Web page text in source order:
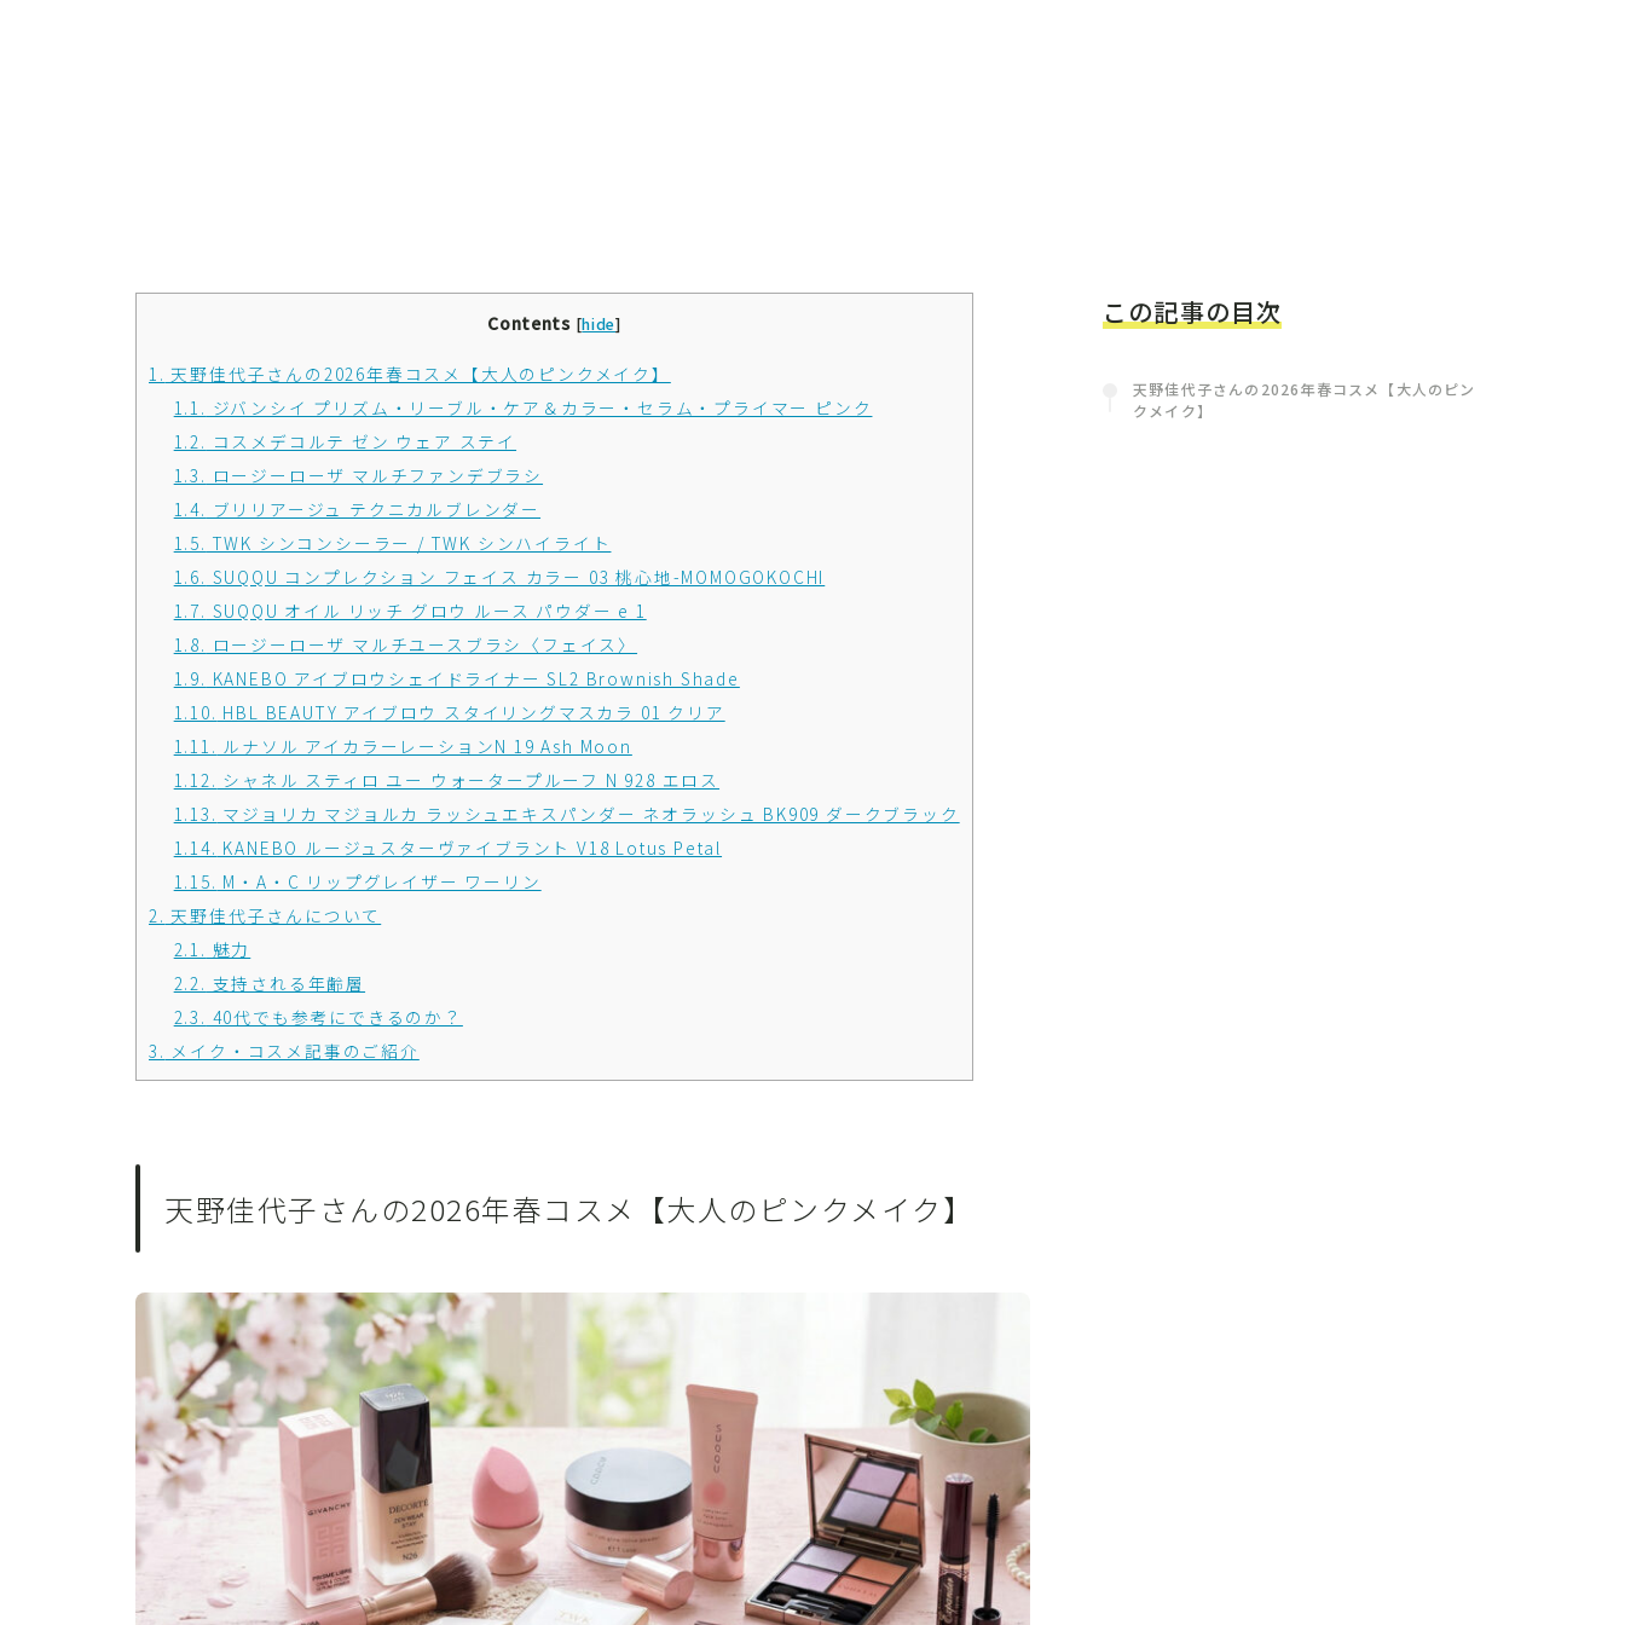
Contents [hide]
1. 天野佳代子さんの2026年春コスメ【大人のピンクメイク】
1.1. ジバンシイ プリズム・リーブル・ケア＆カラー・セラム・プライマー ピンク
1.2. コスメデコルテ ゼン ウェア ステイ
1.3. ロージーローザ マルチファンデブラシ
1.4. ブリリアージュ テクニカルブレンダー
1.5. TWK シンコンシーラー / TWK シンハイライト
1.6. SUQQU コンプレクション フェイス カラー 03 桃心地-MOMOGOKOCHI
1.7. SUQQU オイル リッチ グロウ ルース パウダー e 1
1.8. ロージーローザ マルチユースブラシ〈フェイス〉
1.9. KANEBO アイブロウシェイドライナー SL2 Brownish Shade
1.10. HBL BEAUTY アイブロウ スタイリングマスカラ 01 クリア
1.11. ルナソル アイカラーレーションN 19 Ash Moon
1.12. シャネル スティロ ユー ウォータープルーフ N 928 エロス
1.13. マジョリカ マジョルカ ラッシュエキスパンダー ネオラッシュ BK909 ダークブラック
1.14. KANEBO ルージュスターヴァイブラント V18 Lotus Petal
1.15. M・A・C リップグレイザー ワーリン
2. 天野佳代子さんについて
2.1. 魅力
2.2. 支持される年齢層
2.3. 40代でも参考にできるのか？
3. メイク・コスメ記事のご紹介
天野佳代子さんの2026年春コスメ【大人のピンクメイク】
この記事の目次
天野佳代子さんの2026年春コスメ【大人のピン
クメイク】